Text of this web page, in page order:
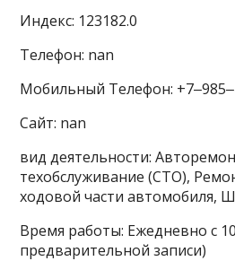
Индекс: 123182.0
Телефон: nan
Мобильный Телефон:
Сайт: nan
вид деятельности:
техобслуживание (СТО),
ходовой части автомобиля,
Время работы: Ежедневно с
предварительной записи)